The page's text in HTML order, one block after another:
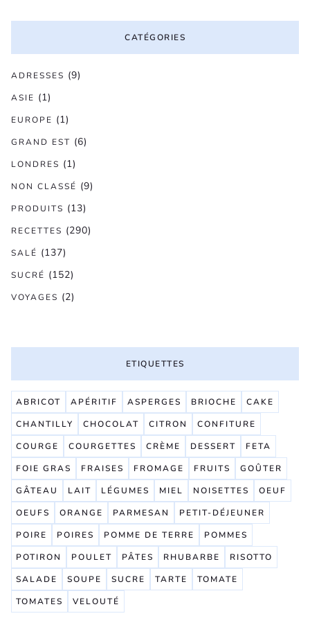
CATÉGORIES
ADRESSES (9)
ASIE (1)
EUROPE (1)
GRAND EST (6)
LONDRES (1)
NON CLASSÉ (9)
PRODUITS (13)
RECETTES (290)
SALÉ (137)
SUCRÉ (152)
VOYAGES (2)
ETIQUETTES
ABRICOT APÉRITIF ASPERGES BRIOCHE
CAKE
CHANTILLY
CHOCOLAT CITRON
CONFITURE
COURGE
COURGETTES CRÈME DESSERT
FETA
FOIE GRAS
FRAISES FROMAGE FRUITS
GOÛTER
GÂTEAU
LAIT LÉGUMES MIEL NOISETTES
OEUF
OEUFS
ORANGE PARMESAN
PETIT-DÉJEUNER
POIRE
POIRES POMME DE TERRE
POMMES
POTIRON
POULET PÂTES RHUBARBE
RISOTTO
SALADE
SOUPE SUCRE TARTE
TOMATE
TOMATES
VELOUTÉ